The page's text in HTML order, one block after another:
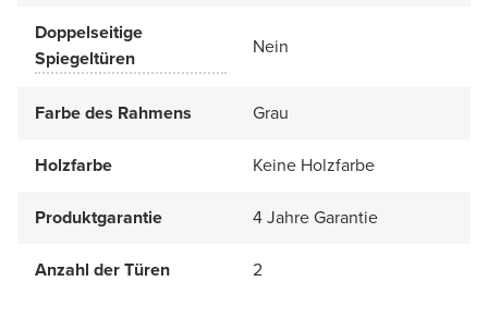
Doppelseitige
Spiegeltüren
Nein
Farbe des Rahmens Grau
Holzfarbe Keine Holzfarbe
Produktgarantie 4 Jahre Garantie
Anzahl der Türen 2